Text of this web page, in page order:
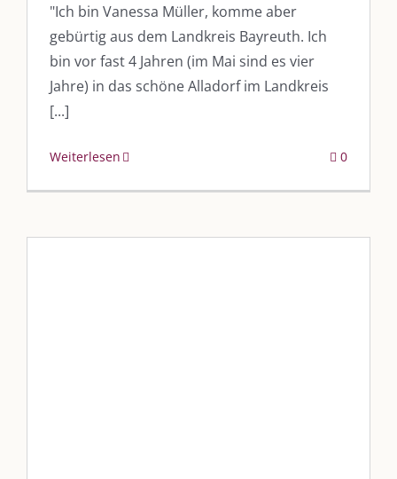
"Ich bin Vanessa Müller, komme aber
gebürtig aus dem Landkreis Bayreuth. Ich
bin vor fast 4 Jahren (im Mai sind es vier
Jahre) in das schöne Alladorf im Landkreis
[...]
Weiterlesen 0